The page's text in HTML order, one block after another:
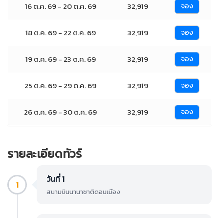
16 ต.ค. 69 - 20 ต.ค. 69 32,919 จอง
18 ต.ค. 69 - 22 ต.ค. 69 32,919 จอง
19 ต.ค. 69 - 23 ต.ค. 69 32,919 จอง
25 ต.ค. 69 - 29 ต.ค. 69 32,919 จอง
26 ต.ค. 69 - 30 ต.ค. 69 32,919 จอง
รายละเอียดทัวร์
1 วันที่ 1
สนามบินนานาชาติดอนเมือง